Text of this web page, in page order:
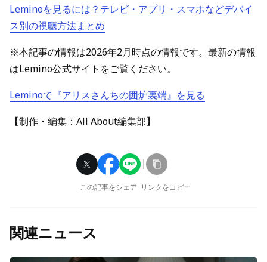
Leminoを見るには？テレビ・アプリ・スマホなどデバイ
ス別の視聴方法まとめ
※本記事の情報は2026年2月時点の情報です。最新の情報
はLemino公式サイトをご覧ください。
Leminoで『アリスさんちの囲炉裏端』を見る
【制作・編集：All About編集部】
この記事をシェア リンクをコピー
関連ニュース